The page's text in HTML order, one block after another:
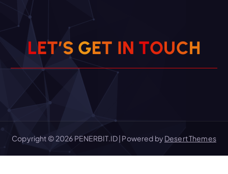
LET’S GET IN TOUCH
Copyright © 2026 PENERBIT.ID | Powered byDesert Themes